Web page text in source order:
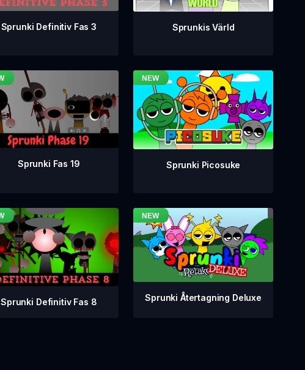
Sprunki Definitiv Fas 3 Sprunkis Värld
Sprunki Fas 19 Sprunki Picosuke
Sprunki Definitiv Fas 8 Sprunki Återtagning Deluxe